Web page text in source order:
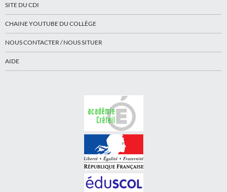
SITE DU CDI
CHAINE YOUTUBE DU COLLÈGE
NOUS CONTACTER / NOUS SITUER
AIDE